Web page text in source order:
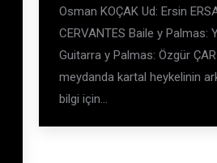
Osman KOÇAK Ud: Ersin
CERVANTES Baile y Palmas:
Guitarra y Palmas: Özgür
meydanda kartal heykelinin
bilgi için…